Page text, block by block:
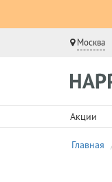
Москва
Акции
Главная